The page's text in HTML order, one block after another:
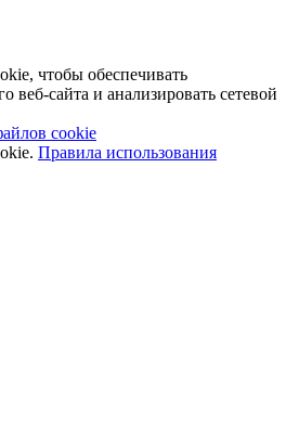
чтобы обеспечивать
веб-сайта и анализировать сетевой
cookie
Правила использования